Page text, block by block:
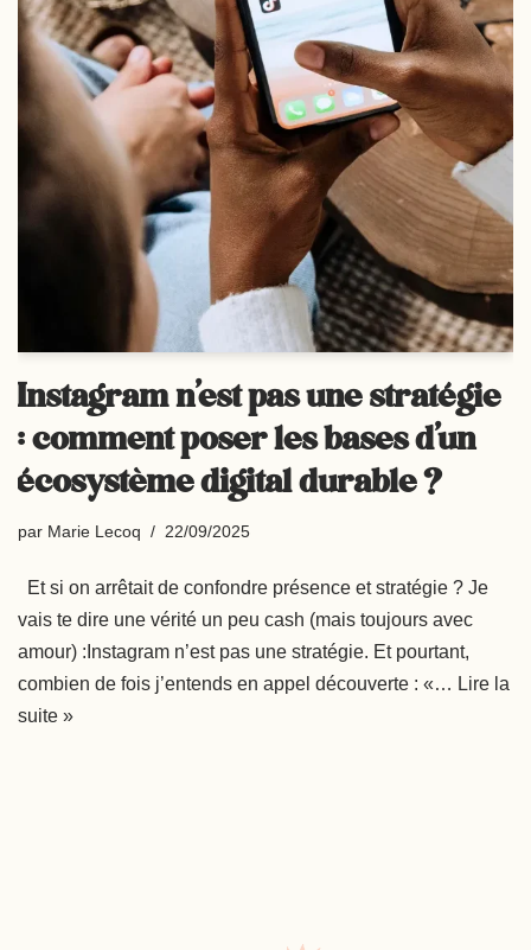
Instagram n’est pas une stratégie
: comment poser les bases d’un
écosystème digital durable ?
par Marie Lecoq 22/09/2025
Et si on arrêtait de confondre présence et stratégie ? Je
vais te dire une vérité un peu cash (mais toujours avec
amour) :Instagram n’est pas une stratégie. Et pourtant,
combien de fois j’entends en appel découverte : «… Lire la
suite »